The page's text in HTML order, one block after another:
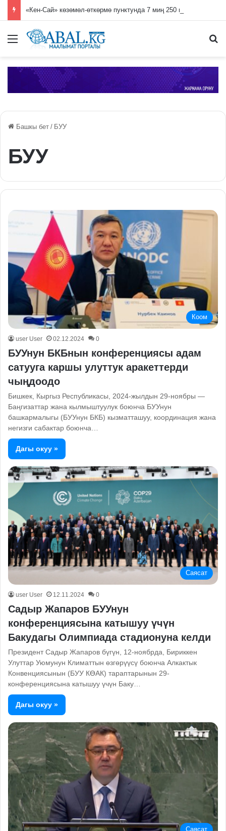
Меню
Башкы бет / БУУ
БУУ
Коом
user User 02.12.2024 0
БУУнун БКБнын конференциясы адам
сатууга каршы улуттук аракеттерди
чыңдоодо
Бишкек, Кыргыз Республикасы, 2024-жылдын 29-ноябры —
Баңгизаттар жана кылмыштуулук боюнча БУУнун
башкармалыгы (БУУнун БКБ) кызматташуу, координация жана
негизги сабактар боюнча…
Дагы окуу »
Саясат
user User 12.11.2024 0
Садыр Жапаров БУУнун
конференциясына катышуу үчүн
Бакудагы Олимпиада стадионуна келди
Президент Садыр Жапаров бүгүн, 12-ноябрда, Бириккен
Улуттар Уюмунун Климаттын өзгөрүүсү боюнча Алкактык
Конвенциясынын (БУУ КӨАК) тараптарынын 29-
конференциясына катышуу үчүн Баку…
Дагы окуу »
Саясат